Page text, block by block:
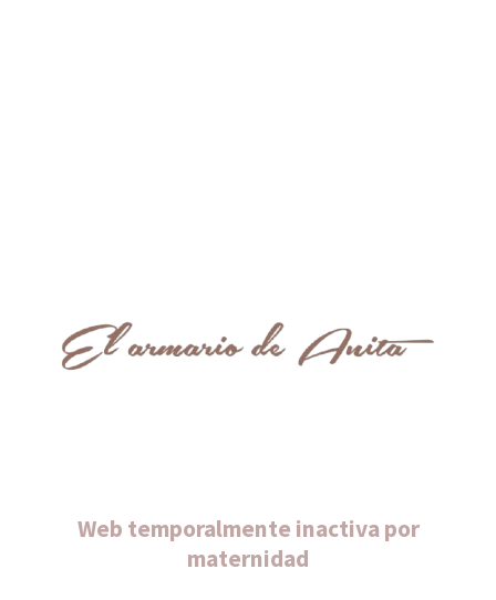
Web temporalmente inactiva por
maternidad